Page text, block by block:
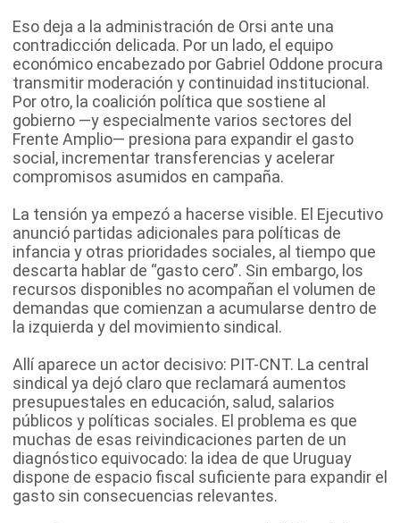
Eso deja a la administración de Orsi ante una
contradicción delicada. Por un lado, el equipo
económico encabezado por Gabriel Oddone procura
transmitir moderación y continuidad institucional.
Por otro, la coalición política que sostiene al
gobierno —y especialmente varios sectores del
Frente Amplio— presiona para expandir el gasto
social, incrementar transferencias y acelerar
compromisos asumidos en campaña.
La tensión ya empezó a hacerse visible. El Ejecutivo
anunció partidas adicionales para políticas de
infancia y otras prioridades sociales, al tiempo que
descarta hablar de “gasto cero”. Sin embargo, los
recursos disponibles no acompañan el volumen de
demandas que comienzan a acumularse dentro de
la izquierda y del movimiento sindical.
Allí aparece un actor decisivo: PIT-CNT. La central
sindical ya dejó claro que reclamará aumentos
presupuestales en educación, salud, salarios
públicos y políticas sociales. El problema es que
muchas de esas reivindicaciones parten de un
diagnóstico equivocado: la idea de que Uruguay
dispone de espacio fiscal suficiente para expandir el
gasto sin consecuencias relevantes.